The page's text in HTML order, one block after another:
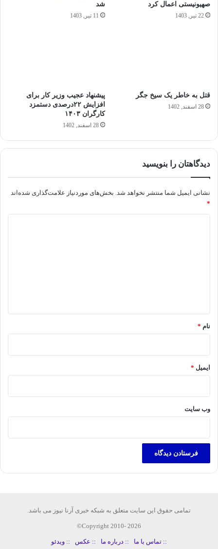
صهیونیستی اعمال کرد
22 تیر, 1403
شد
11 تیر, 1403
قتل به خاطر یک سیخ جگر
28 اسفند, 1402
پیشنهاد عجیب وزیر کار برای
افزایش ۲۲درصدی دستمزد
کارگران ۱۴۰۳
28 اسفند, 1402
دیدگاهتان را بنویسید
نشانی ایمیل شما منتشر نخواهد شد. بخش‌های موردنیاز علامت‌گذاری شده‌اند
*
نام *
ایمیل *
وب‌ سایت
تمامی حقوق این سایت متعلق به شبکه خبری آرنا نیوز می باشد.
Copyright 2010- 2026©
:: تماس با ما :: درباره ما :: عکس :: ویدئو